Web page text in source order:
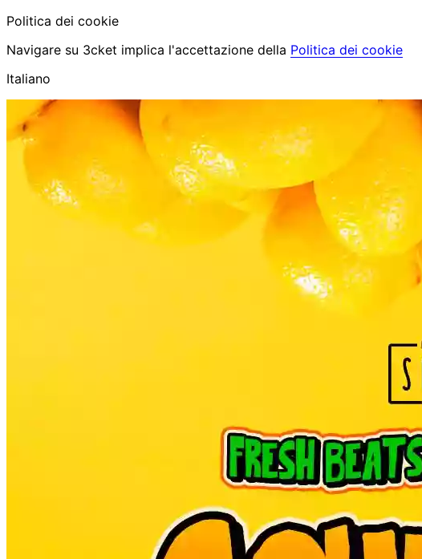
Politica dei cookie
Navigare su 3cket implica l'accettazione della Politica dei cookie
Italiano